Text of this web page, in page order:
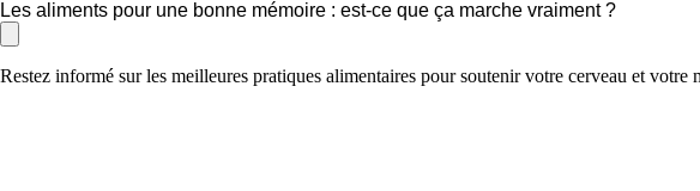
Les aliments pour une bonne mémoire : est-ce que ça marche vraiment ?
Restez informé sur les meilleures pratiques alimentaires pour soutenir votre cerveau et votre